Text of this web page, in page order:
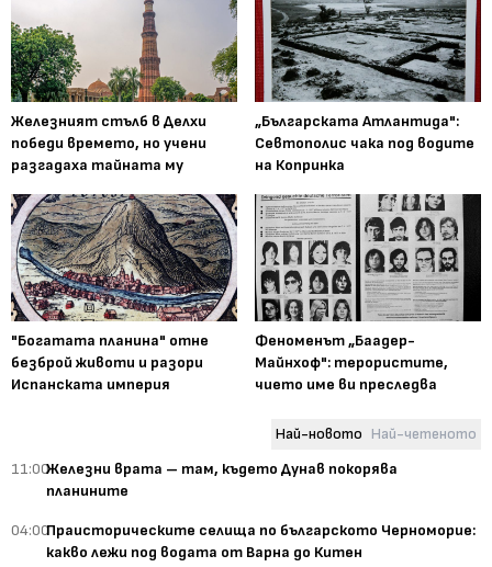
Железният стълб в Делхи
победи времето, но учени
разгадаха тайната му
„Българската Атлантида":
Севтополис чака под водите
на Копринка
"Богатата планина" отне
безброй животи и разори
Испанската империя
Феноменът „Баадер-
Майнхоф": терористите,
чието име ви преследва
Най-новото Най-четеното
11:00Железни врата – там, където Дунав покорява
планините
04:00Праисторическите селища по българското Черноморие:
какво лежи под водата от Варна до Китен